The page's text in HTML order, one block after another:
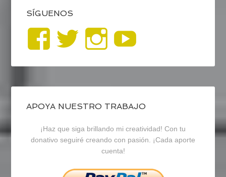
SÍGUENOS
Ver
perfil
de
blogrecursosep
en
Facebook
Ver
perfil
de
recursosep
en
Twitter
Ver
perfil
de
recursosep
en
Instagram
APOYA NUESTRO TRABAJO
¡Haz que siga brillando mi creatividad! Con tu
donativo seguiré creando con pasión. ¡Cada aporte
cuenta!